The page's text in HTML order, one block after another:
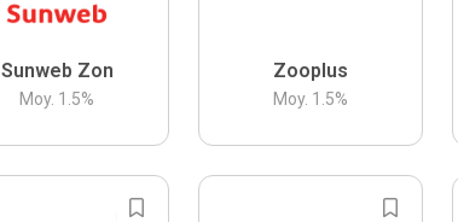
Sunweb Zon
Moy. 1.5%
Zooplus
Moy. 1.5%